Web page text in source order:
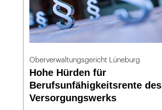
Oberverwaltungsgericht Lüneburg
Hohe Hürden für
Berufsunfähigkeitsrente des
Versorgungswerks